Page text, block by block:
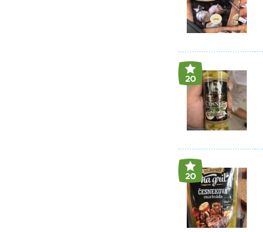
20
20